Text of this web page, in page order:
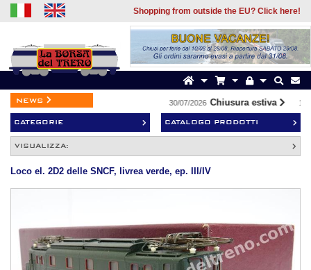
Shopping from outside the EU? Click here!
news 30/07/2026 Chiusura estiva 19/
CATEGORIE CATALOGO PRODOTTI
VISUALIZZA:
Loco el. 2D2 delle SNCF, livrea verde, ep. III/IV